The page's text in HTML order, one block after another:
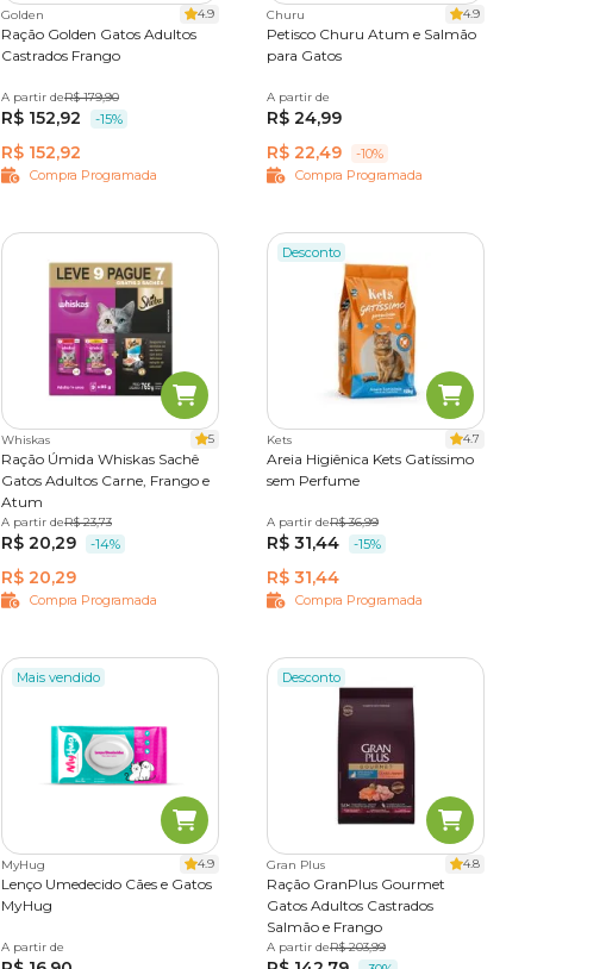
Golden 4.9
Ração Golden Gatos Adultos
Castrados Frango
1kg 3kg 10,1 kg
A partir deR$ 179,90
R$ 152,92 -15%
R$ 152,92
Compra Programada
Churu 4.9
Petisco Churu Atum e Salmão
para Gatos
56 g
A partir de
R$ 24,99
R$ 22,49
-10%
Compra Programada
Whiskas 5
Ração Úmida Whiskas Sachê
Gatos Adultos Carne, Frango e
Atum
Leve 9 Pague 7
A partir deR$ 23,73
R$ 20,29 -14%
R$ 20,29
Compra Programada
Desconto
Kets 4.7
Areia Higiênica Kets Gatíssimo
sem Perfume
4 kg 12 kg
A partir deR$ 36,99
R$ 31,44 -15%
R$ 31,44
Compra Programada
Mais vendido
MyHug 4.9
Lenço Umedecido Cães e Gatos
MyHug
50 unidades
A partir de
Desconto
Gran Plus 4.8
Ração GranPlus Gourmet
Gatos Adultos Castrados
Salmão e Frango
1 kg 3 kg 10,1 kg
A partir deR$ 203,99